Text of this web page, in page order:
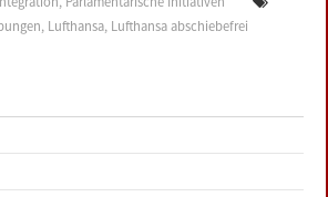
, Lufthansa, Lufthansa abschiebefrei